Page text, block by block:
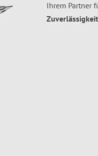
Ihrem Partner